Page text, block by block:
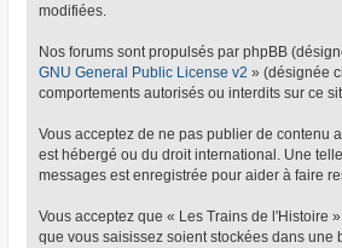
modifiées.
Nos forums sont propulsés par phpBB
GNU General Public License v2 » (désignée
comportements autorisés ou interdits sur ce
Vous acceptez de ne pas publier de contenu
est hébergé ou du droit international. Une
messages est enregistrée pour aider à faire
Vous acceptez que « Les Trains de l'Histoire
que vous saisissez soient stockées dans